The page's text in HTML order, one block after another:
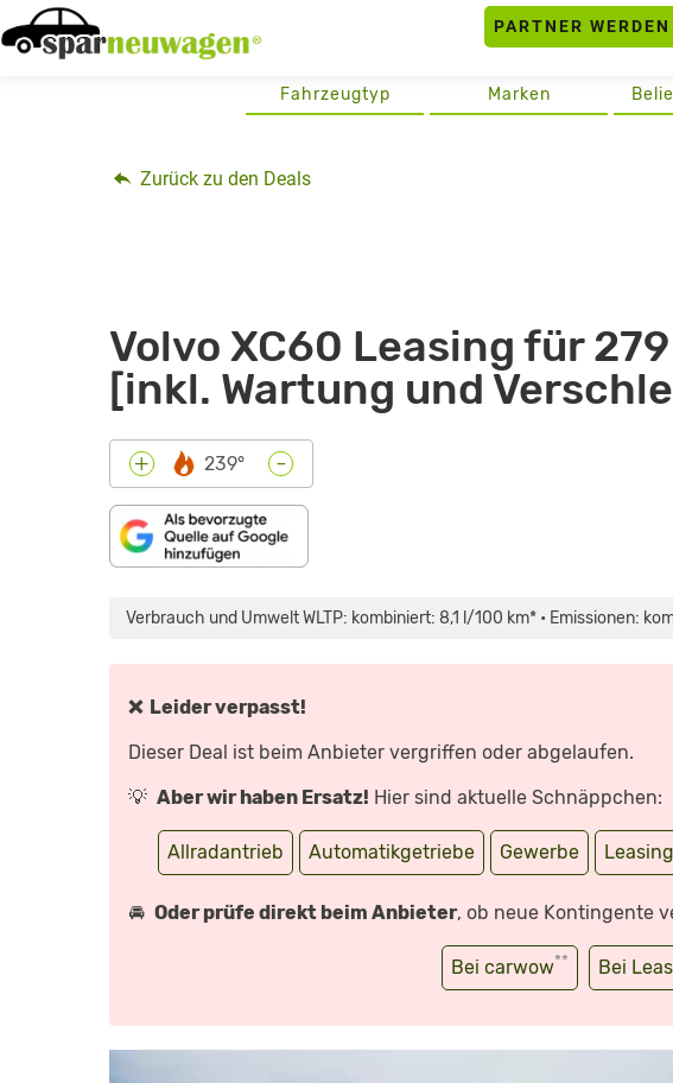
Skip
to
PARTNER WERDEN
Marken
Fahrzeugtyp
Zurück zu den Deals
Volvo XC60 Leasing für
[inkl. Wartung und
+ 239° -
Verbrauch und Umwelt WLTP: kombiniert: 8,1 l/100 km* • Emissionen:
❌ Leider verpasst!
Dieser Deal ist beim Anbieter vergriffen oder abgelaufen.
💡 Aber wir haben Ersatz! Hier sind aktuelle Schnäppchen:
Allradantrieb Automatikgetriebe Gewerbe Leasing
🚘 Oder prüfe direkt beim Anbieter, ob neue Kontingente
Bei carwow** Bei
XC60
DER
TEST“
ANZEIGEN